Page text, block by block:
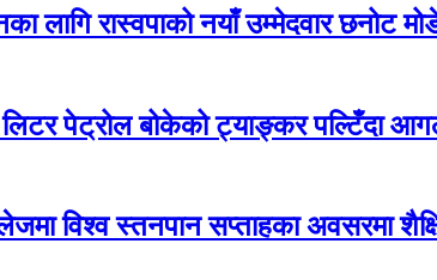
लागि रास्वपाको नयाँ उम्मेदवार छनोट
लिटर पेट्रोल बोकेको ट्याङ्कर पल्टिँदा
विश्व स्तनपान सप्ताहका अवसरमा